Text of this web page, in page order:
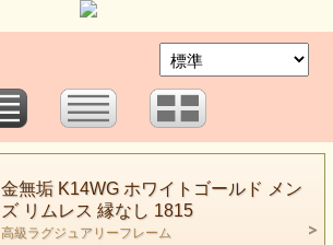
金無垢 K14WG ホワイトゴールド メン
ズ リムレス 縁なし 1815
高級ラグジュアリーフレーム